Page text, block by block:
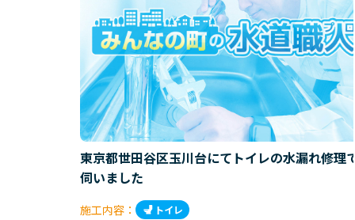
東京都世田谷区玉川台にてトイレの水漏れ修理
伺いました
施工内容： トイレ